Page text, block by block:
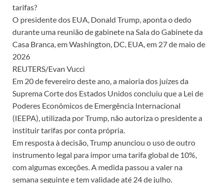
tarifas?
O presidente dos EUA, Donald Trump, aponta o dedo
durante uma reunião de gabinete na Sala do Gabinete da
Casa Branca, em Washington, DC, EUA, em 27 de maio de
2026
REUTERS/Evan Vucci
Em 20 de fevereiro deste ano, a maioria dos juízes da
Suprema Corte dos Estados Unidos concluiu que a Lei de
Poderes Econômicos de Emergência Internacional
(IEEPA), utilizada por Trump, não autoriza o presidente a
instituir tarifas por conta própria.
Em resposta à decisão, Trump anunciou o uso de outro
instrumento legal para impor uma tarifa global de 10%,
com algumas exceções. A medida passou a valer na
semana seguinte e tem validade até 24 de julho.